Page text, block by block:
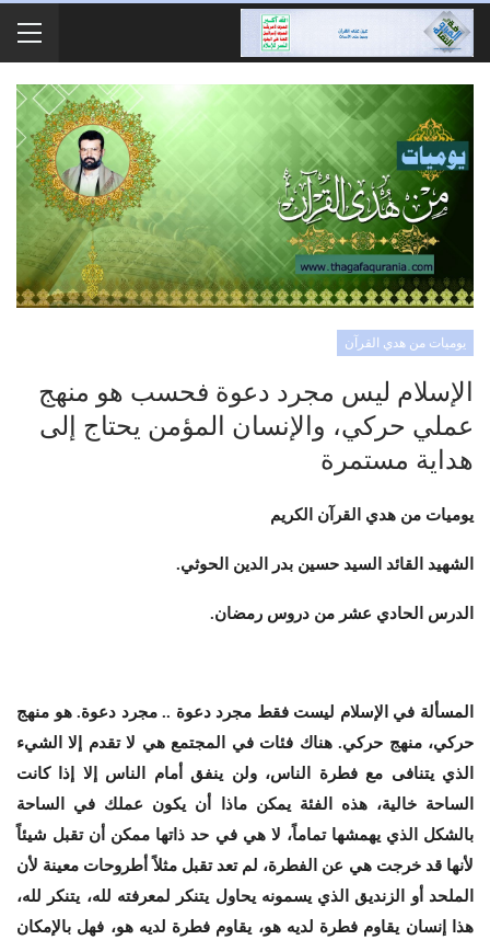
يوميات من هدي القرآن
الإسلام ليس مجرد دعوة فحسب هو منهج
عملي حركي، والإنسان المؤمن يحتاج إلى
هداية مستمرة
يوميات من هدي القرآن الكريم
الشهيد القائد السيد حسين بدر الدين الحوثي.
الدرس الحادي عشر من دروس رمضان.
المسألة في الإسلام ليست فقط مجرد دعوة .. مجرد دعوة. هو منهج
حركي، منهج حركي. هناك فئات في المجتمع هي لا تقدم إلا الشيء
الذي يتنافى مع فطرة الناس، ولن ينفق أمام الناس إلا إذا كانت
الساحة خالية، هذه الفئة يمكن ماذا أن يكون عملك في الساحة
بالشكل الذي يهمشها تماماً، لا هي في حد ذاتها ممكن أن تقبل شيئاً
لأنها قد خرجت هي عن الفطرة، لم تعد تقبل مثلاً أطروحات معينة لأن
الملحد أو الزنديق الذي يسمونه يحاول يتنكر لمعرفته لله، يتنكر لله،
هذا إنسان يقاوم فطرة لديه هو، يقاوم فطرة لديه هو، فهل بالإمكان